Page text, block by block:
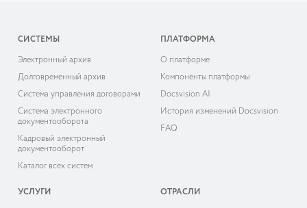
СИСТЕМЫ
Электронный архив
Долговременный архив
Система управления договорами
Система электронного
документооборота
Кадровый электронный
документооборот
Каталог всех систем
ПЛАТФОРМА
О платформе
Компоненты платформы
Docsvision AI
История изменений Docsvision
FAQ
УСЛУГИ ОТРАСЛИ